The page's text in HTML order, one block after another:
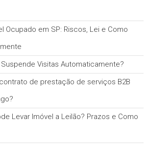
Ocupado em SP: Riscos, Lei e Como
Visitas Automaticamente?
de prestação de serviços B2B
Levar Imóvel a Leilão? Prazos e Como